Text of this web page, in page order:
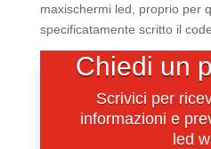
maxischermi led, proprio per
specificatamente scritto il
Chiedi un
Scrivici per
informazioni e
led